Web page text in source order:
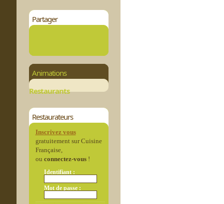
Partager
Animations
Restaurants
Restaurateurs
Inscrivez vous
gratuitement sur Cuisine
Française,
ou connectez-vous!
Identifiant :
Mot de passe :